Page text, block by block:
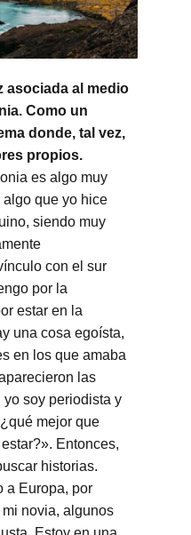
asociada al medio
Como un
donde, tal vez,
propios.
es algo muy
algo que yo hice
siendo muy
con el sur
por la
estar en la
una cosa egoísta,
en los que amaba
las
soy periodista y
mejor que
Entonces,
historias.
a Europa, por
novia, algunos